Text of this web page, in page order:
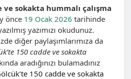
ve sokakta hummalı çalışma
önce 19 Ocak 2026 tarihinde
yazımızı okudunuz.
diğer paylaşımlarımıza da
150 cadde ve sokakta
aradığınızı bulamadınız
150 cadde ve sokakta